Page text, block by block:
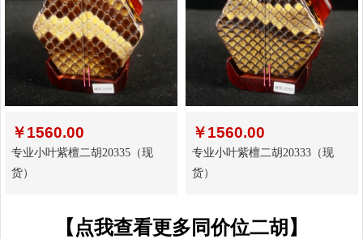
￥1560.00
专业小叶紫檀二胡20335（现
货）
￥1560.00
专业小叶紫檀二胡20333（现
货）
【点我查看更多同价位二胡】